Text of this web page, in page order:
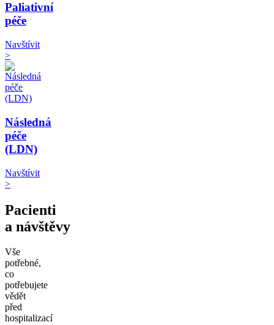
Paliativní
péče
Navštívit
>
Následná
péče
(LDN)
Navštívit
>
Pacienti
a návštěvy
Vše
potřebné,
co
potřebujete
vědět
před
hospitalizací